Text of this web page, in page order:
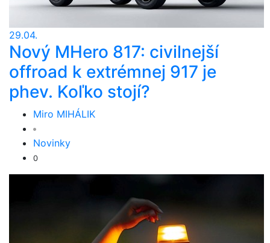
29.04.
Nový MHero 817: civilnejší
offroad k extrémnej 917 je
phev. Koľko stojí?
Miro MIHÁLIK
Novinky
0